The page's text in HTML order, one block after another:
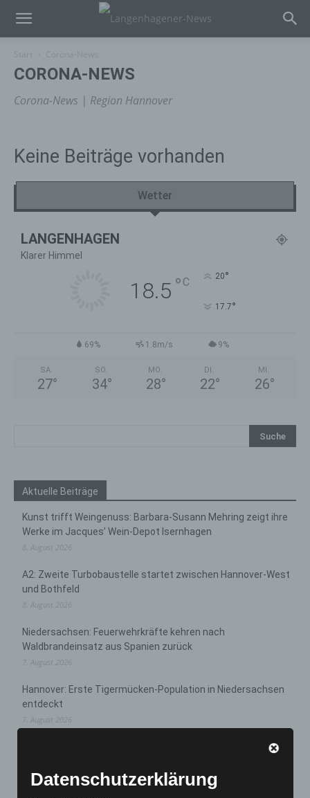
CORONA-NEWS
Corona-News | Region Hannover
Keine Beiträge vorhanden
Wetter
LANGENHAGEN
Klarer Himmel
18.5 ° C 20°
17.7°
69% 1.8m/s 9%
SA.
27°
SO.
34°
MO.
28°
DI.
22°
MI.
26°
Aktuelle Beiträge
Kunst trifft Weingenuss: Barbara-Susann Mehring zeigt ihre
Werke im Jacques’ Wein-Depot Isernhagen
8. August 2026
A2: Zweite Turbobaustelle startet zwischen Hannover-West
und Bothfeld
8. August 2026
Niedersachsen: Feuerwehrkräfte kehren nach
Waldbrandeinsatz aus Spanien zurück
7. August 2026
Hannover: Erste Tigermücken-Population in Niedersachsen
entdeckt
7. August 2026
Brand im „Haus der Begegnung“ in Neuwarmbüchen schnell
6. August 2026
Datenschutzerklärung